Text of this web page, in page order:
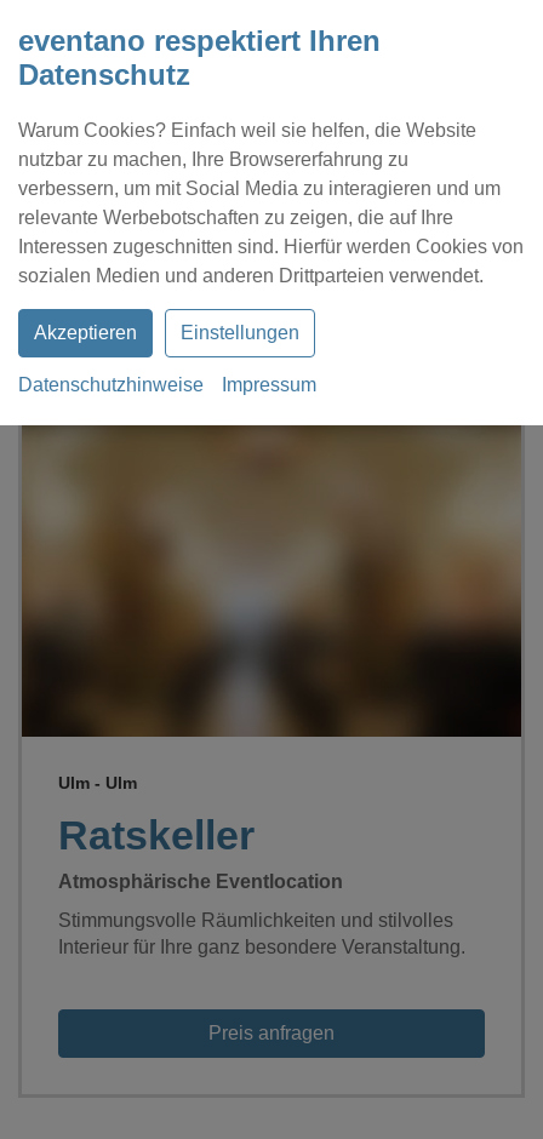
eventano respektiert Ihren
Datenschutz
Warum Cookies? Einfach weil sie helfen, die Website
nutzbar zu machen, Ihre Browsererfahrung zu
verbessern, um mit Social Media zu interagieren und um
relevante Werbebotschaften zu zeigen, die auf Ihre
Interessen zugeschnitten sind. Hierfür werden Cookies von
sozialen Medien und anderen Drittparteien verwendet.
Akzeptieren Einstellungen
Datenschutzhinweise Impressum
Kontakt Location eintragen Profil
Ratskeller
Ratskeller
Ulm - Ulm
Atmosphärische Eventlocation
Stimmungsvolle Räumlichkeiten und stilvolles
Interieur für Ihre ganz besondere Veranstaltung.
Preis anfragen